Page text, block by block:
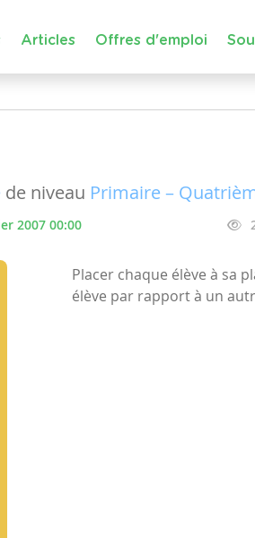
Articles Offres d'emploi
de niveau Primaire –
2007 00:00
Placer chaque élève à sa
élève par rapport à un